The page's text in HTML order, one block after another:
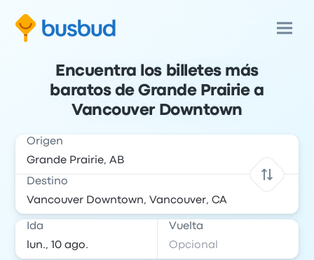
Encuentra los billetes más
baratos de Grande Prairie a
Vancouver Downtown
Origen
Destino
Ida Vuelta